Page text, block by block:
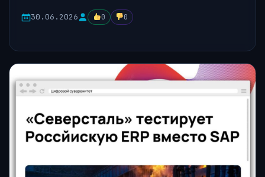
30.06.2026 0 0